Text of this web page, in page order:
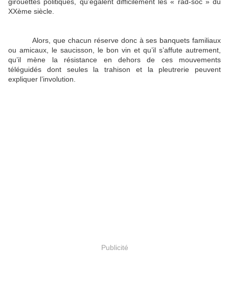
XXème siècle.
Alors, que chacun réserve donc à ses banquets familiaux
ou amicaux, le saucisson, le bon vin et qu’il s’affute autrement,
qu’il mène la résistance en dehors de ces mouvements
téléguidés dont seules la trahison et la pleutrerie peuvent
expliquer l’involution.
Publicité